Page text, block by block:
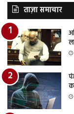
ताज़ा समाचार